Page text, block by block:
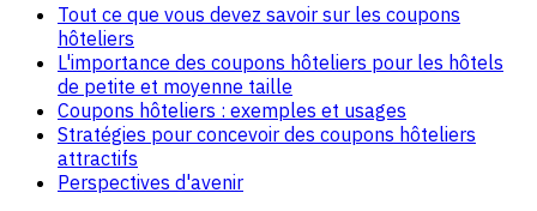
Tout ce que vous devez savoir sur les coupons
hôteliers
L'importance des coupons hôteliers pour les hôtels
de petite et moyenne taille
Coupons hôteliers : exemples et usages
Stratégies pour concevoir des coupons hôteliers
attractifs
Perspectives d'avenir